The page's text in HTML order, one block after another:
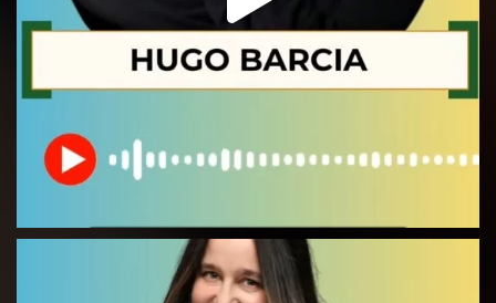
Observatorio Social UNLaM 3 Ago
Embajadoras Energéticas
comenzamos a ejecutar el proyecto
seleccionado por parte de Fundación Acindar en el
marco de la Convocatoria Construir Comunidad
2026
#acindar #diagnostico #comunidad
#energía
1 2
Load More